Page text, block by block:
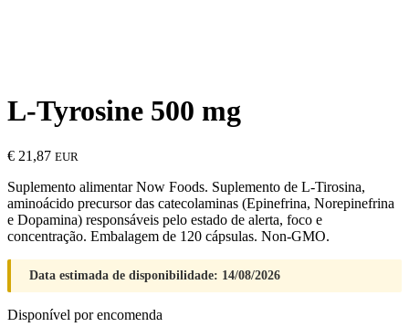
L-Tyrosine 500 mg
€ 21,87 EUR
Suplemento alimentar Now Foods. Suplemento de L-Tirosina,
aminoácido precursor das catecolaminas (Epinefrina, Norepinefrina
e Dopamina) responsáveis pelo estado de alerta, foco e
concentração. Embalagem de 120 cápsulas. Non-GMO.
Data estimada de disponibilidade: 14/08/2026
Disponível por encomenda